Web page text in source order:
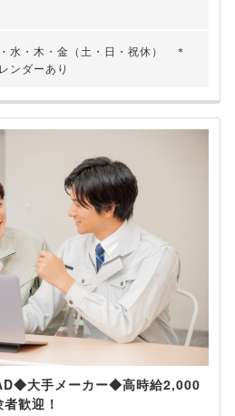
水・木・金（土・日・祝休） ＊
ンダーあり
大手メーカー◆高時給2,000
歓迎！